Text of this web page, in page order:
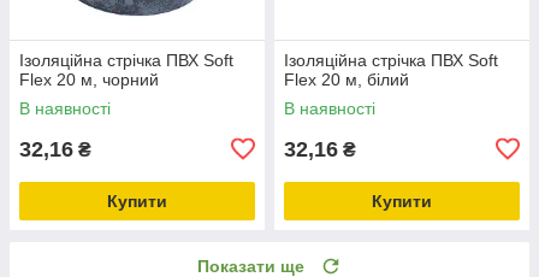
Ізоляційна стрічка ПВХ Soft
Flex 20 м, чорний
В наявності
32,16 ₴
Купити
Ізоляційна стрічка ПВХ Soft
Flex 20 м, білий
В наявності
32,16 ₴
Купити
Показати ще